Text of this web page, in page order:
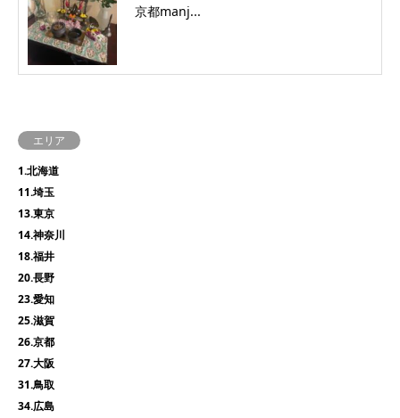
京都manj...
エリア
1.北海道
11.埼玉
13.東京
14.神奈川
18.福井
20.長野
23.愛知
25.滋賀
26.京都
27.大阪
31.鳥取
34.広島